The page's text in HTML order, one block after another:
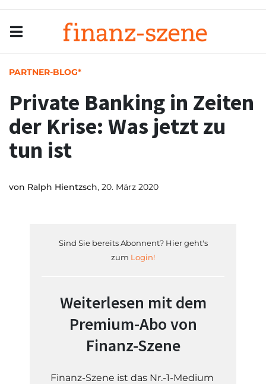
PARTNER-BLOG*
Private Banking in Zeiten
der Krise: Was jetzt zu
tun ist
von Ralph Hientzsch, 20. März 2020
Sind Sie bereits Abonnent? Hier geht's
zum Login!
Weiterlesen mit dem
Premium-Abo von
Finanz-Szene
Finanz-Szene ist das Nr.-1-Medium